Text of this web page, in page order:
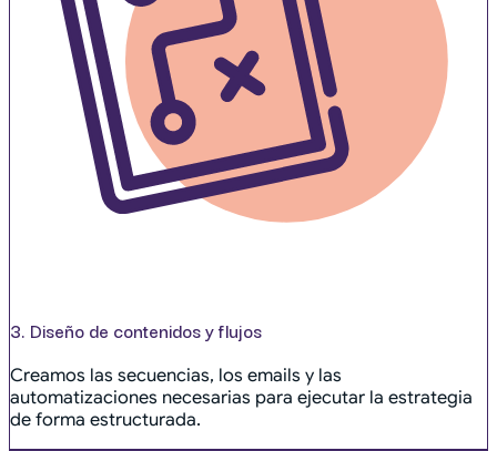
3. Diseño de contenidos y flujos
Creamos las secuencias, los emails y las
automatizaciones necesarias para ejecutar la estrategia
de forma estructurada.